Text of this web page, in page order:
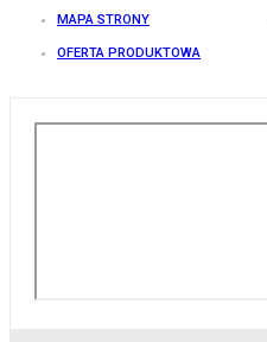
MAPA STRONY
OFERTA PRODUKTOWA